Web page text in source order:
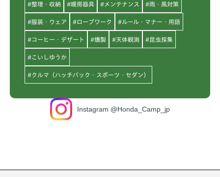
#整理・収納 #暖房器具 #メンテナンス #雨・風対策
#服装・ウェア #ロープワーク #ルール・マナー・用語
#コーヒー・デザート #燻製 #天体観測 #昆虫採集
#こいしゆうか
#クルマ（ハッチバック・スポーツ・セダン）
Instagram @Honda_Camp_jp